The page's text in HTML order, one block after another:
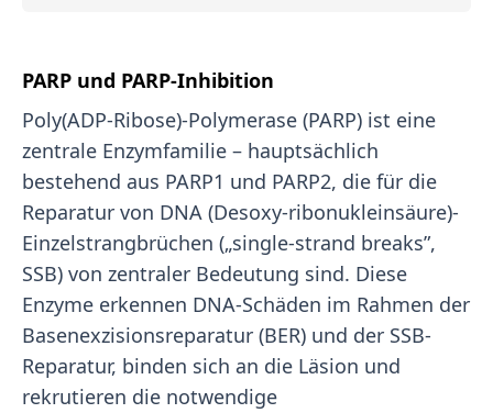
PARP und PARP-Inhibition
Poly(ADP-Ribose)-Polymerase (PARP) ist eine
zentrale Enzymfamilie – hauptsächlich
bestehend aus PARP1 und PARP2, die für die
Reparatur von DNA (Desoxy-ribonukleinsäure)-
Einzelstrangbrüchen („single-strand breaks”,
SSB) von zentraler Bedeutung sind. Diese
Enzyme erkennen DNA-Schäden im Rahmen der
Basenexzisionsreparatur (BER) und der SSB-
Reparatur, binden sich an die Läsion und
rekrutieren die notwendige